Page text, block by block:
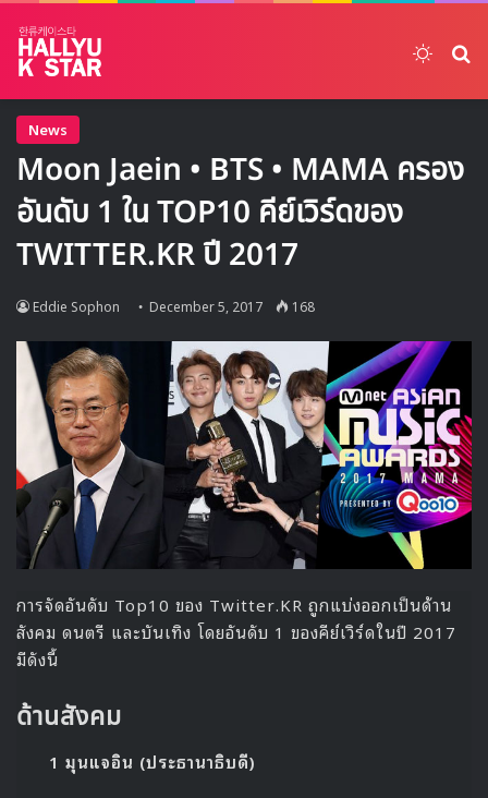
News
Moon Jaein • BTS • MAMA ครอง
อันดับ 1 ใน TOP10 คีย์เวิร์ดของ
TWITTER.KR ปี 2017
Eddie Sophon December 5, 2017 168
การจัดอันดับ Top10 ของ Twitter.KR ถูกแบ่งออกเป็นด้าน
สังคม ดนตรี และบันเทิง โดยอันดับ 1 ของคีย์เวิร์ดในปี 2017
มีดังนี้
ด้านสังคม
1 มุนแจอิน (ประธานาธิบดี)